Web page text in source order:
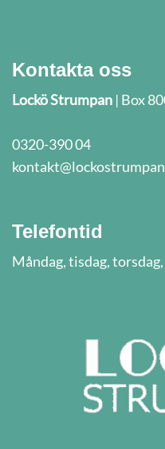
Kontakta oss
Lockö Strumpan | Box
0320-390 04
Telefontid
Måndag, tisdag,